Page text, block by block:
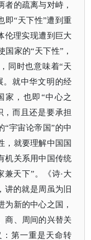
的疏离与对峙，
即“天下性”遭到重
伦理实现遭到巨大
家的“天下性”，
同时也意味着“天
。就中华文明的经
家，也即“中心之
，而且还是要承担
“宇宙论帝国”的中
，就要理解中国国
机关系用中国传统
兼天下”。《诗·大
讲的就是周虽为旧
为新的中心之国，
商、周间的兴替关
第一重是天命转